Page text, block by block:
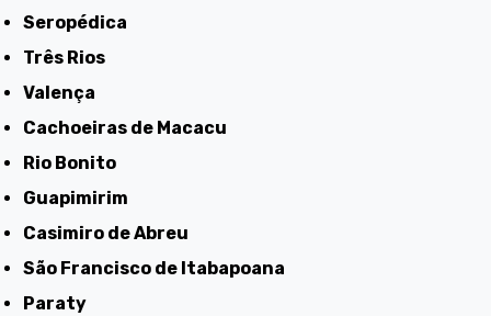
Seropédica
Três Rios
Valença
Cachoeiras de Macacu
Rio Bonito
Guapimirim
Casimiro de Abreu
São Francisco de Itabapoana
Paraty